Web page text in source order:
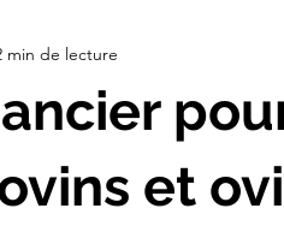
et
min de lecture